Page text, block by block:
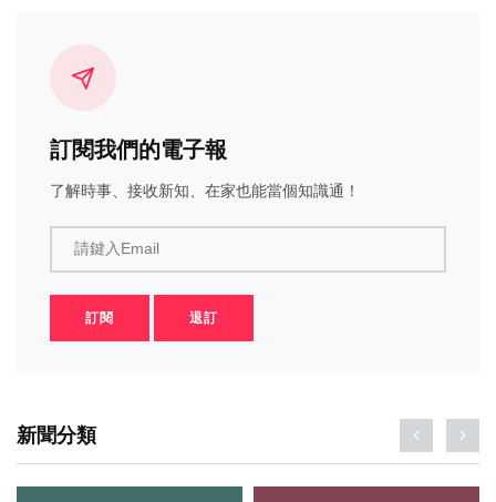
訂閱我們的電子報
了解時事、接收新知、在家也能當個知識通！
請鍵入Email
訂閱 退訂
新聞分類